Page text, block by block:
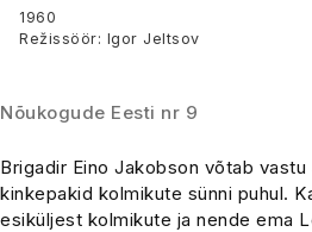
1960
Režissöör: Igor Jeltsov
Nõukogude Eesti nr 9
Brigadir Eino Jakobson võtab
kinkepakid kolmikute sünni puhul.
esiküljest kolmikute ja nende ema